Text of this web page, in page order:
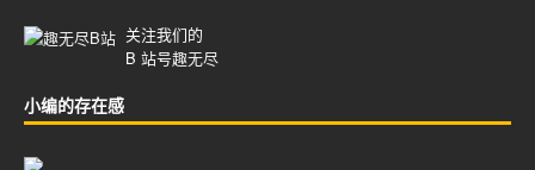
关注我们的
B 站号趣无尽
小编的存在感